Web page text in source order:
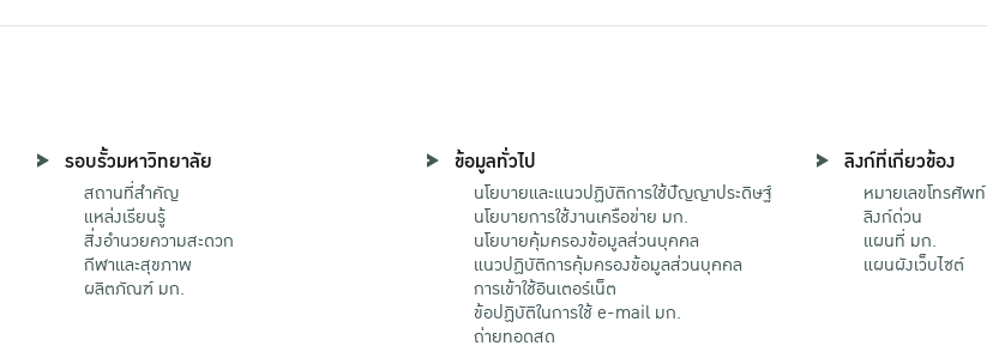
รอบรั้วมหาวิทยาลัย
สถานที่สำคัญ
แหล่งเรียนรู้
สิ่งอำนวยความสะดวก
กีฬาและสุขภาพ
ผลิตภัณฑ์ มก.
ข้อมูลทั่วไป
นโยบายและแนวปฏิบัติการใช้ปัญญาประดิษฐ์
นโยบายการใช้งานเครือข่าย มก.
นโยบายคุ้มครองข้อมูลส่วนบุคคล
แนวปฏิบัติการคุ้มครองข้อมูลส่วนบุคคล
การเข้าใช้อินเตอร์เน็ต
ข้อปฏิบัติในการใช้ e-mail มก.
ถ่ายทอดสด
ลิงก์ที่เกี่ยวข้อง
หมายเลขโทรศัพท์
ลิงก์ด่วน
แผนที่ มก.
แผนผังเว็บไซต์